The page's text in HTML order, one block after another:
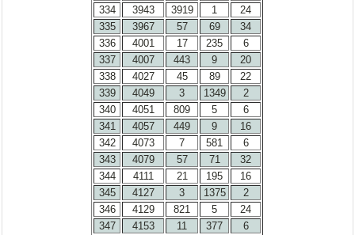
334
3943 3919 1
24
335
3967 57 69
34
336
4001 17 235
6
337
4007 443 9
20
338
4027 45 89
22
339
4049 3 1349
2
340
4051 809 5
6
341
4057 449 9
16
342
4073 7 581
6
343
4079 57 71
32
344
4111 21 195
16
345
4127 3 1375
2
346
4129 821 5
24
347
4153 11 377
6